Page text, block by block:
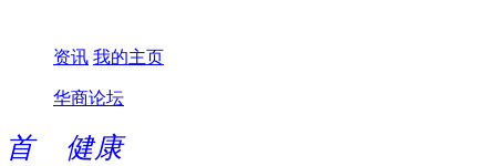
资讯 我的主页
华商论坛
首
健康